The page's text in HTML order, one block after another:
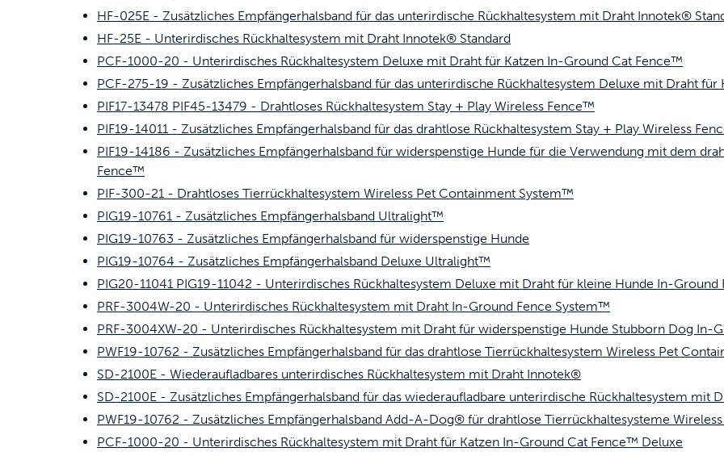
Spiele
Teile und Zubehör
Alli Hund Produkte kaufe
Katzentoiletten & Streu
Alli Katzen Produkte kaufe Kaufe ScoopFree für bis zu 4-mal bessere
Spiele
Reisen
Teile und Zubehör
Alles kaufen
Geniessen Sie stressfreie Spaziergänge
Tierklappen, die
HF-025E - Zusätzliches Empfängerhalsband für das unterirdische Rückhaltesystem mit Draht Innotek®
HF-25E - Unterirdisches Rückhaltesystem mit Draht Innotek® Standard
PCF-1000-20 - Unterirdisches Rückhaltesystem Deluxe mit Draht für Katzen In-Ground Cat Fence™
PCF-275-19 - Zusätzliches Empfängerhalsband für das unterirdische Rückhaltesystem Deluxe mit Draht
PIF17-13478 PIF45-13479 - Drahtloses Rückhaltesystem Stay + Play Wireless Fence™
PIF19-14011 - Zusätzliches Empfängerhalsband für das drahtlose Rückhaltesystem Stay + Play Wireless
PIF19-14186 - Zusätzliches Empfängerhalsband für widerspenstige Hunde für die Verwendung mit dem
Fence™
PIF-300-21 - Drahtloses Tierrückhaltesystem Wireless Pet Containment System™
PIG19-10761 - Zusätzliches Empfängerhalsband Ultralight™
PIG19-10763 - Zusätzliches Empfängerhalsband für widerspenstige Hunde
PIG19-10764 - Zusätzliches Empfängerhalsband Deluxe Ultralight™
PIG20-11041 PIG19-11042 - Unterirdisches Rückhaltesystem Deluxe mit Draht für kleine Hunde In-
PRF-3004W-20 - Unterirdisches Rückhaltesystem mit Draht In-Ground Fence System™
PRF-3004XW-20 - Unterirdisches Rückhaltesystem mit Draht für widerspenstige Hunde Stubborn Dog In-
PWF19-10762 - Zusätzliches Empfängerhalsband für das drahtlose Tierrückhaltesystem Wireless Pet
SD-2100E - Wiederaufladbares unterirdisches Rückhaltesystem mit Draht Innotek®
SD-2100E - Zusätzliches Empfängerhalsband für das wiederaufladbare unterirdische Rückhaltesystem mit
PWF19-10762 - Zusätzliches Empfängerhalsband Add-A-Dog® für drahtlose Tierrückhaltesysteme
PCF-1000-20 - Unterirdisches Rückhaltesystem mit Draht für Katzen In-Ground Cat Fence™ Deluxe